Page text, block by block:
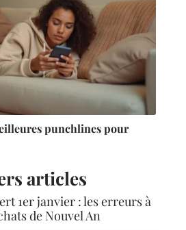
punchlines pour
articles
1er janvier : les erreurs à
de Nouvel An